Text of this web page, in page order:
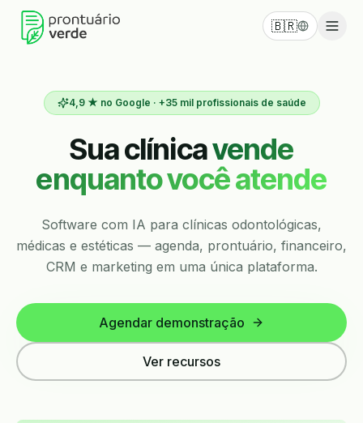
🇧🇷
4,9 ★ no Google · +35 mil profissionais de saúde
Sua clínicavende
enquanto você atende
Software com IA para clínicas odontológicas,
médicas e estéticas — agenda, prontuário, financeiro,
CRM e marketing em uma única plataforma.
Agendar demonstração
Ver recursos